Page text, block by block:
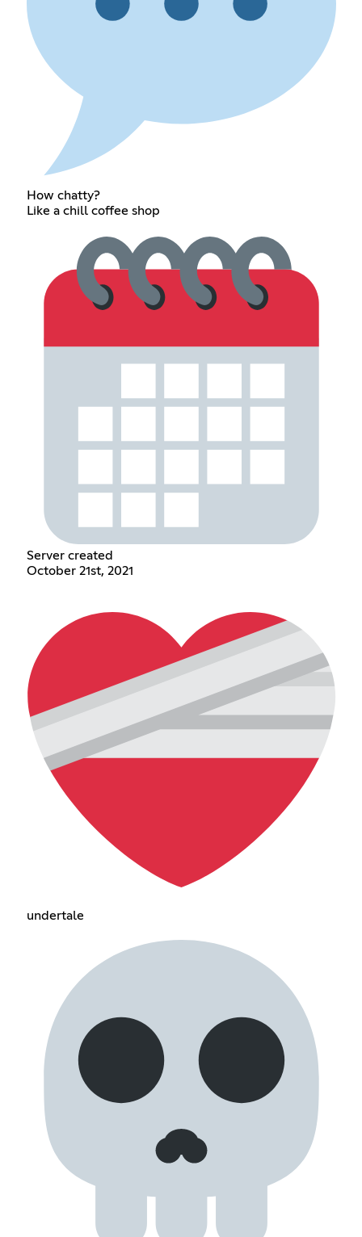
How chatty?
Like a chill coffee shop
Server created
October 21st, 2021
undertale‎ ‎